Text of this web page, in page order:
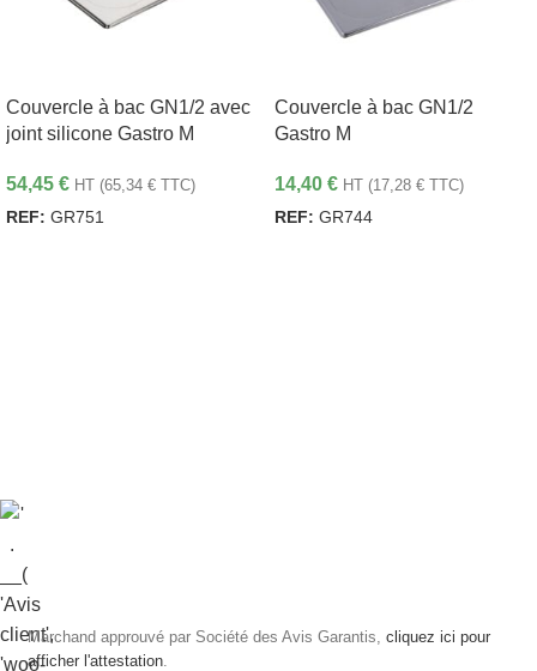
Couvercle à bac GN1/2 avec
joint silicone Gastro M
54,45 € HT (65,34 € TTC)
REF: GR751
Couvercle à bac GN1/2
Gastro M
14,40 € HT (17,28 € TTC)
REF: GR744
Marchand approuvé par Société des Avis Garantis, cliquez ici pour
afficher l'attestation